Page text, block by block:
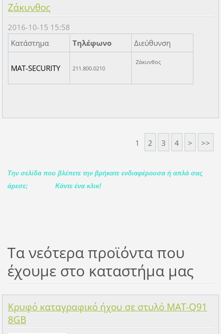
Ζάκυνθος
2016-10-15 15:58
Κατάστημα
Τηλέφωνο Διεύθυνση
MAT-SECURITY 211.800.0210
Ζάκυνθος
1 2 3 4 > >>
Την σελίδα που βλέπετε την βρήκατε ενδιαφέρουσα ή απλά σας
άρεσε; Κάντε ένα κλικ!
Τα νεότερα προϊόντα που
έχουμε στο καταστήμα μας
Κρυφό καταγραφικό ήχου σε στυλό MAT-Q91
8GB